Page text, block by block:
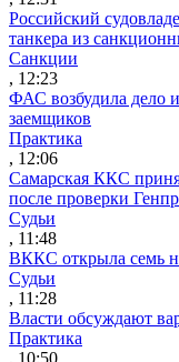
Российский
танкера из
Санкции
, 12:23
ФАС возбудила дело
заемщиков
Практика
, 12:06
Самарская ККС
после проверки
Судьи
, 11:48
ВККС открыла семь
Судьи
, 11:28
Власти обсуждают
Практика
, 10:50